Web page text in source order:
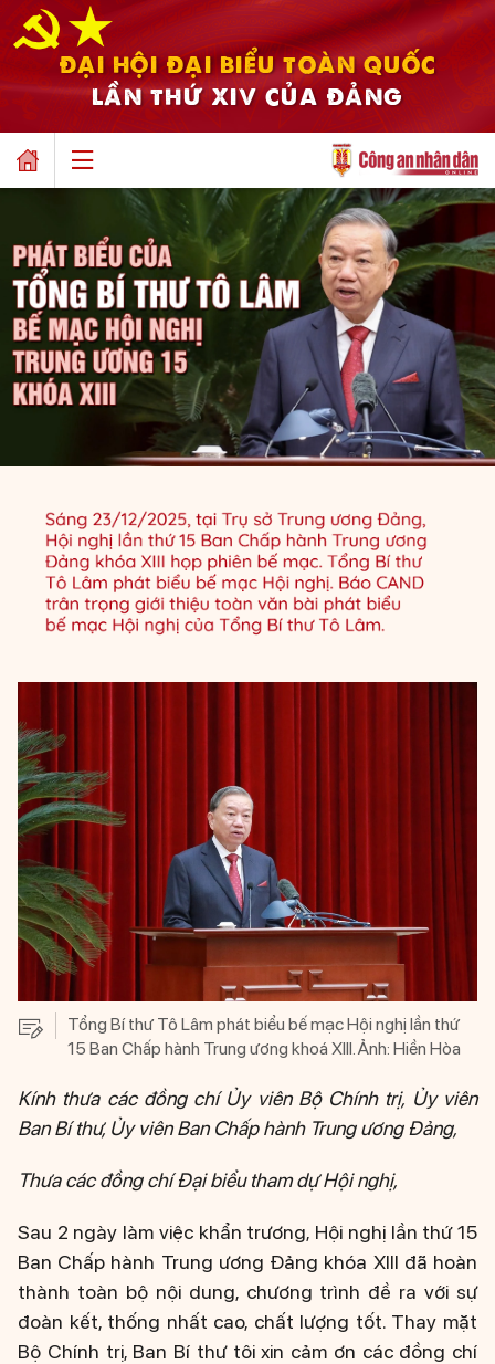
ĐẠI HỘI ĐẠI BIỂU TOÀN QUỐC
LẦN THỨ XIV CỦA ĐẢNG
Tổng Bí thư Tô Lâm phát biểu bế mạc Hội nghị lần thứ
15 Ban Chấp hành Trung ương khoá XIII. Ảnh: Hiền Hòa
Kính thưa các đồng chí Ủy viên Bộ Chính trị, Ủy viên
Ban Bí thư, Ủy viên Ban Chấp hành Trung ương Đảng,
Thưa các đồng chí Đại biểu tham dự Hội nghị,
Sau 2 ngày làm việc khẩn trương, Hội nghị lần thứ 15
Ban Chấp hành Trung ương Đảng khóa XIII đã hoàn
thành toàn bộ nội dung, chương trình đề ra với sự
đoàn kết, thống nhất cao, chất lượng tốt. Thay mặt
Bộ Chính trị, Ban Bí thư tôi xin cảm ơn các đồng chí